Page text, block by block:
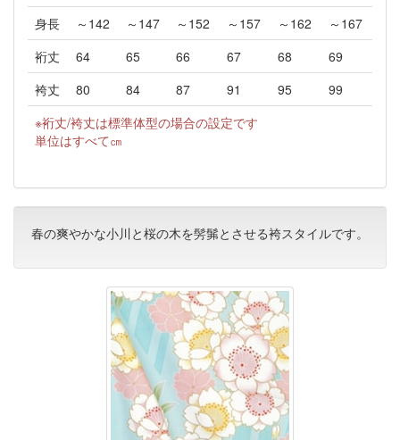
身長
～142 ～147 ～152 ～157 ～162
～167
裄丈
64 65 66 67 68
69
袴丈
80 84 87 91 95
99
※裄丈/袴丈は標準体型の場合の設定です
単位はすべて㎝
春の爽やかな小川と桜の木を髣髴とさせる袴スタイルです。